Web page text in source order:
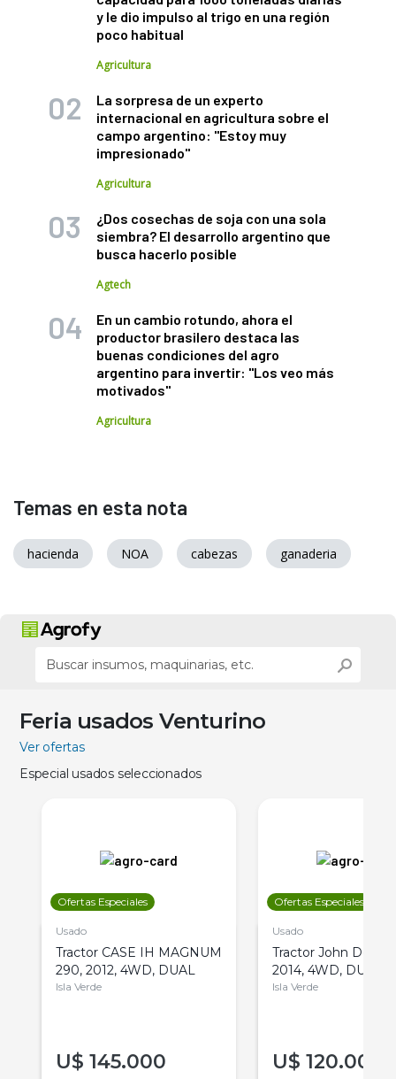
y le dio impulso al trigo en una región
poco habitual
Agricultura
La sorpresa de un experto
internacional en agricultura sobre el
campo argentino: "Estoy muy
impresionado"
Agricultura
¿Dos cosechas de soja con una sola
siembra? El desarrollo argentino que
busca hacerlo posible
Agtech
En un cambio rotundo, ahora el
productor brasilero destaca las
buenas condiciones del agro
argentino para invertir: "Los veo más
motivados"
Agricultura
Temas en esta nota
hacienda NOA cabezas ganaderia
Feria usados Venturino
Ver ofertas
Especial usados seleccionados
Ofertas Especiales
Usado
Tractor CASE IH MAGNUM
290, 2012, 4WD, DUAL
Isla Verde
U$ 145.000
Ofertas Especiales
Usado
Tractor John Deere
2014, 4WD, DUAL
Isla Verde
U$ 120.000